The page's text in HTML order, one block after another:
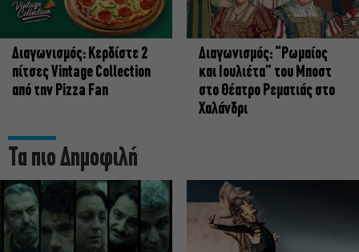
Διαγωνισμός: Κερδίστε 2
πίτσες Vintage Collection
από την Pizza Fan
Διαγωνισμός: “Ρωμαίος
και Ιουλιέτα” του Μποστ
στο Θέατρο Ρεματιάς στο
Χαλάνδρι
Τα πιο Δημοφιλή